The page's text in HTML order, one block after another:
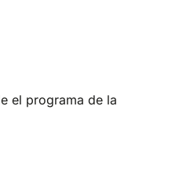
el programa de la